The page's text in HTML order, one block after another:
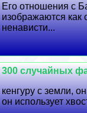
Его отношения с
изображаются
ненависти...
300 случайных
кенгуру с земли,
он использует